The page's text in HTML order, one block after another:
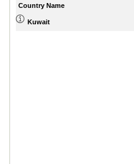
Country Name
Kuwait